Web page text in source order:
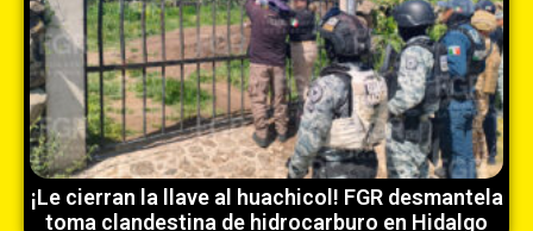
¡Le cierran la llave al huachicol! FGR desmantela
toma clandestina de hidrocarburo en Hidalgo